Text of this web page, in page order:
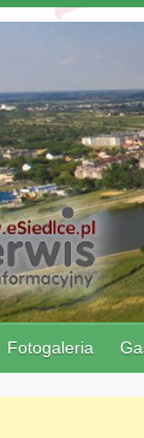
Fotogaleria